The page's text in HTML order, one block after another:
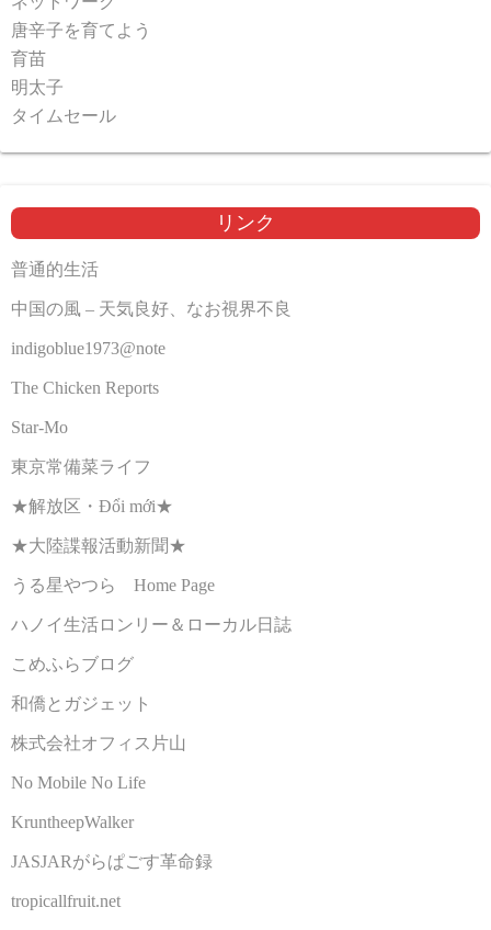
唐辛子を育てよう
育苗
明太子
タイムセール
リンク
普通的生活
中国の風 – 天気良好、なお視界不良
indigoblue1973@note
The Chicken Reports
Star-Mo
東京常備菜ライフ
★解放区・Đổi mới★
★大陸諜報活動新聞★
うる星やつら Home Page
ハノイ生活ロンリー＆ローカル日誌
こめふらブログ
和僑とガジェット
株式会社オフィス片山
No Mobile No Life
KruntheepWalker
JASJARがらぱごす革命録
tropicallfruit.net